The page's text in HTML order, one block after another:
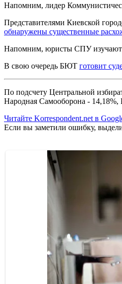
Напомним, лидер
Представителями Киевской
обнаружены существенные
Напомним, юристы СПУ изучают
В свою очередь БЮТ готовит
По подсчету Центральной
Народная Самооборона - 14,18%,
Читайте Korrespondent.net в
Если вы заметили ошибку,